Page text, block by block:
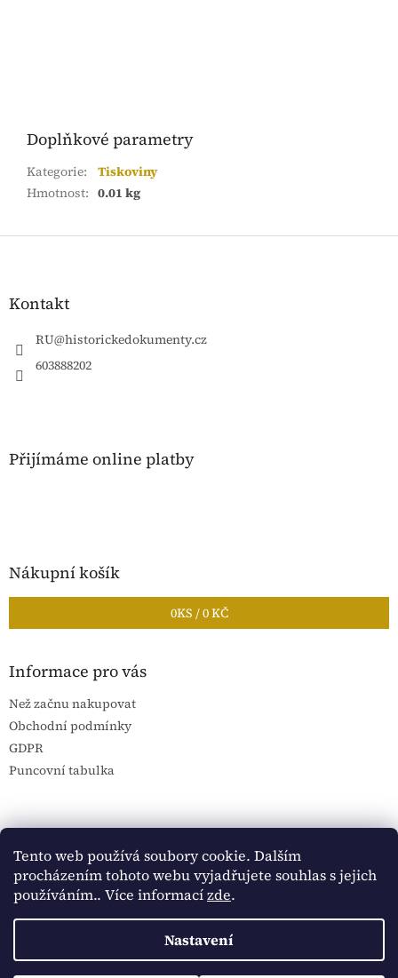
Tento web používá soubory cookie. Dalším
procházením tohoto webu vyjadřujete souhlas s jejich
používáním.. Více informacízde.
Nastavení
Doplňkové parametry
Kategorie:
Tiskoviny
Hmotnost: 0.01 kg
Z
Kontakt
RU@historickedokumenty.cz
603888202
Přijímáme online platby
Nákupní košík
0KS /0 KČ
Informace pro vás
Než začnu nakupovat
Obchodní podmínky
GDPR
Puncovní tabulka